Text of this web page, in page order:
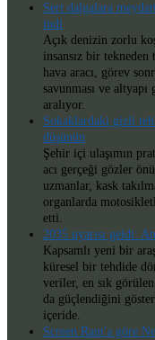
Sert dalgalara
indi
Açık denizin zorlu
insansız bir tekneden
hava aracı, görev
savunması ve
aralıyor.
Sokaklardaki gizli
düşünün
Şehir içi ulaşımın
acı gerçeği gözler
uzmanlar, kask
organlarda
etti.
2035 uyarısı geldi:
Kapsamlı yeni bir
küresel bir tehdide
veriler, en sık
da güçlendiğini
içeride.
Screen Rant'a göre